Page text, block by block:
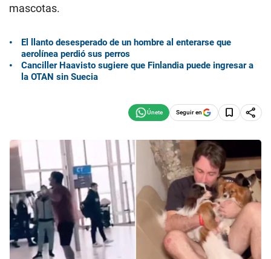
mascotas.
El llanto desesperado de un hombre al enterarse que
aerolínea perdió sus perros
Canciller Haavisto sugiere que Finlandia puede ingresar a
la OTAN sin Suecia
Seguir en